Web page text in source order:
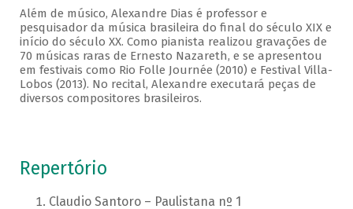
Além de músico, Alexandre Dias é professor e
pesquisador da música brasileira do final do século XIX e
início do século XX. Como pianista realizou gravações de
70 músicas raras de Ernesto Nazareth, e se apresentou
em festivais como Rio Folle Journée (2010) e Festival Villa-
Lobos (2013). No recital, Alexandre executará peças de
diversos compositores brasileiros.
Repertório
Claudio Santoro – Paulistana nº 1